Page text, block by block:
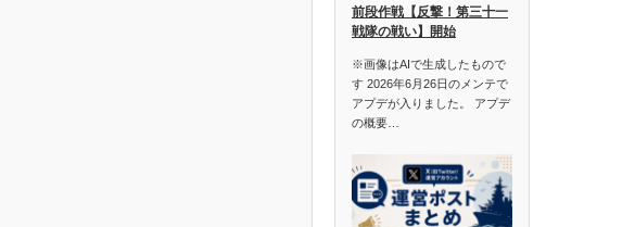
前段作戦【反撃！第三十一
戦隊の戦い】開始
※画像はAIで生成したもので
す 2026年6月26日のメンテで
アプデが入りました。 アプデ
の概要…